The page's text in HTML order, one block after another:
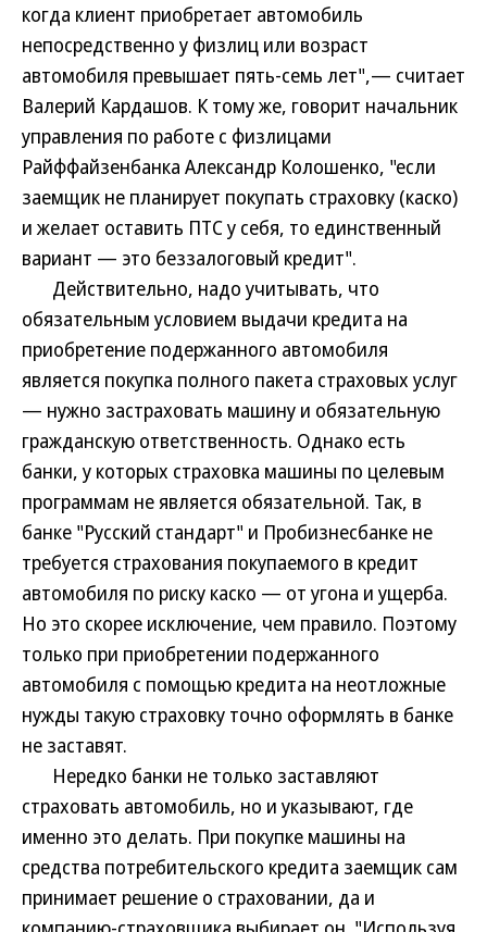
когда клиент приобретает автомобиль
непосредственно у физлиц или возраст
автомобиля превышает пять-семь лет",— считает
Валерий Кардашов. К тому же, говорит начальник
управления по работе с физлицами
Райффайзенбанка Александр Колошенко, "если
заемщик не планирует покупать страховку (каско)
и желает оставить ПТС у себя, то единственный
вариант — это беззалоговый кредит".
Действительно, надо учитывать, что
обязательным условием выдачи кредита на
приобретение подержанного автомобиля
является покупка полного пакета страховых услуг
— нужно застраховать машину и обязательную
гражданскую ответственность. Однако есть
банки, у которых страховка машины по целевым
программам не является обязательной. Так, в
банке "Русский стандарт" и Пробизнесбанке не
требуется страхования покупаемого в кредит
автомобиля по риску каско — от угона и ущерба.
Но это скорее исключение, чем правило. Поэтому
только при приобретении подержанного
автомобиля с помощью кредита на неотложные
нужды такую страховку точно оформлять в банке
не заставят.
Нередко банки не только заставляют
страховать автомобиль, но и указывают, где
именно это делать. При покупке машины на
средства потребительского кредита заемщик сам
принимает решение о страховании, да и